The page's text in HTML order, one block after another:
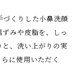
づくりした小鼻洗顔
みや皮脂を、しっ
、洗い上がりの実
に使用いただく